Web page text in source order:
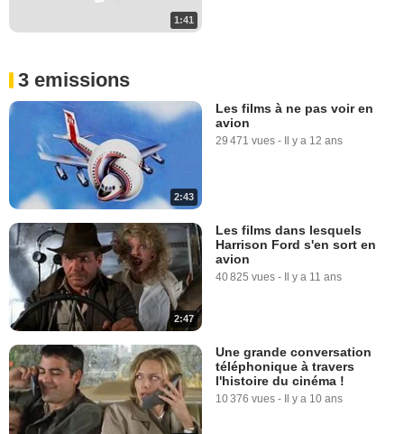
1:41
3 emissions
2:43
Les films à ne pas voir en
avion
29 471 vues - Il y a 12 ans
2:47
Les films dans lesquels
Harrison Ford s'en sort en
avion
40 825 vues - Il y a 11 ans
Une grande conversation
téléphonique à travers
l'histoire du cinéma !
10 376 vues - Il y a 10 ans